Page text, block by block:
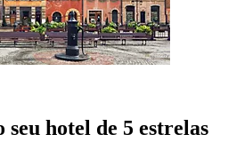
hotel de 5 estrelas